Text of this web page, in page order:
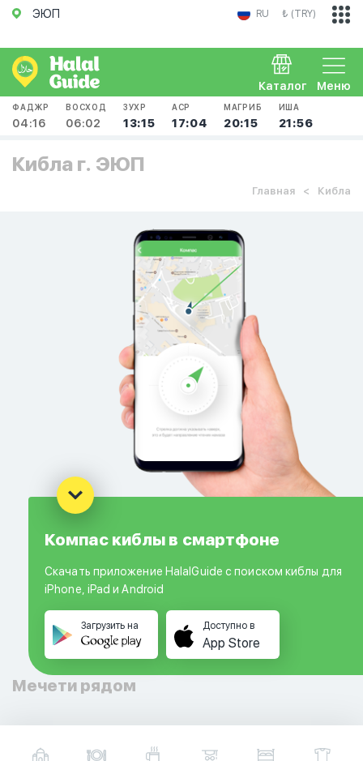
ЭЮП RU ₺ (TRY)
Меню
Каталог
ФАДЖР
04:16
ВОСХОД
06:02
ЗУХР
13:15
АСР
17:04
МАГРИБ
20:15
ИША
21:56
Кибла г. ЭЮП
Главная Кибла
Компас киблы в смартфоне
Скачать приложение HalalGuide с поиском киблы для
iPhone, iPad и Android
Загрузить на Доступно в
App Store
Мечети рядом